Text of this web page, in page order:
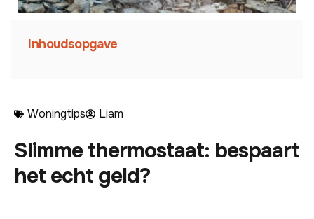
Inhoudsopgave
Woningtips Liam
Slimme thermostaat: bespaart
het echt geld?